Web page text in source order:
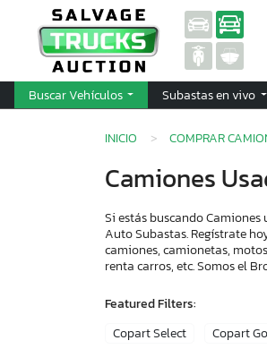
Buscar Vehículos Subastas en vivo
INICIO COMPRAR
Camiones
Si estás buscando
Auto Subastas. Regístrate
camiones, camionetas,
renta carros, etc. Somos el
Featured Filters:
Copart Select
Copart Go